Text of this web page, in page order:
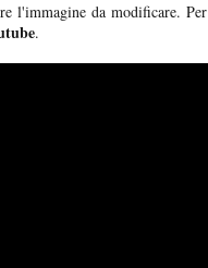
l'immagine da modificare.
.